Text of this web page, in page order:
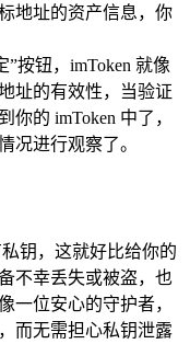
地址的资产信息，你
按钮，imToken 就像
址的有效性，当验证
的 imToken 中了，
况进行观察了。
钥，这就好比给你的
不幸丢失或被盗，也
一位安心的守护者，
而无需担心私钥泄露